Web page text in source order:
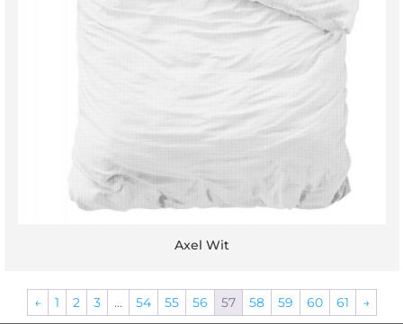
Axel Wit
← 1 2 3 … 54 55 56 57 58 59 60 61 →